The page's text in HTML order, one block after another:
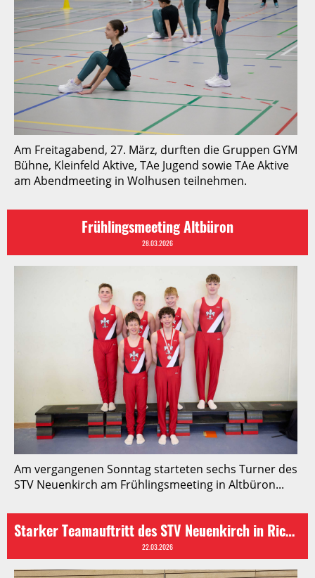
Am Freitagabend, 27. März, durften die Gruppen GYM
Bühne, Kleinfeld Aktive, TAe Jugend sowie TAe Aktive
am Abendmeeting in Wolhusen teilnehmen.
Frühlingsmeeting Altbüron
28.03.2026
Am vergangenen Sonntag starteten sechs Turner des
STV Neuenkirch am Frühlingsmeeting in Altbüron...
Starker Teamauftritt des STV Neuenkirch in Rickenbach
22.03.2026